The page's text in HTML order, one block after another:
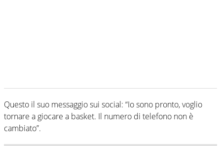
Questo il suo messaggio sui social: “Io sono pronto, voglio
tornare a giocare a basket. Il numero di telefono non è
cambiato”.